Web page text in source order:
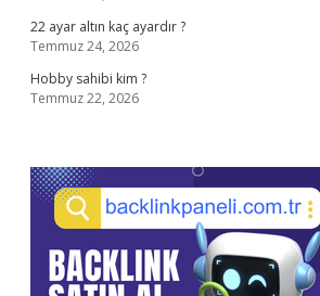
22 ayar altın kaç ayardır ?
Temmuz 24, 2026
Hobby sahibi kim ?
Temmuz 22, 2026